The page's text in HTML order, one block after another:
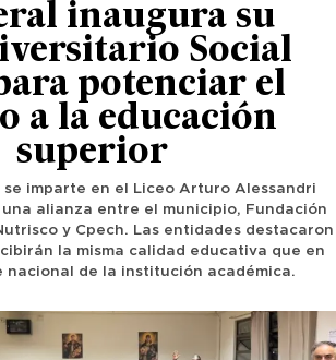
inaugura su
Social
potenciar el
a la educación
superior
se imparte en el Liceo Arturo Alessandri
una alianza entre el municipio, Fundación
y Cpech. Las entidades destacaron
la misma calidad educativa que en
nacional de la institución académica.